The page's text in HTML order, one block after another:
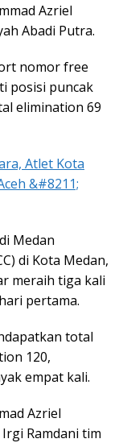
Azriel
Abadi Putra.
nomor free
posisi puncak
elimination 69
Atlet Kota
&#8211;
Medan
di Kota Medan,
meraih tiga kali
pertama.
total
120,
empat kali.
Azriel
Ramdani tim